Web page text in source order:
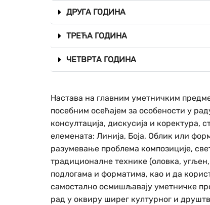
ДРУГА ГОДИНА
ТРЕЋА ГОДИНА
ЧЕТВРТА ГОДИНА
Настава на главним уметничким
посебним осећајем за особености у
консултација, дискусија и
елемената: Линија, Боја, Облик или
разумевање проблема композиције,
традиционалне технике (оловка,
подлогама и форматима, као и да
самостално осмишљавају уметничке
рад у оквиру ширег културног и